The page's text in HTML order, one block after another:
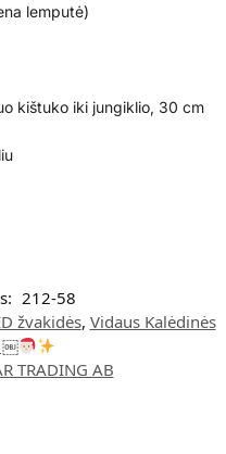
lemputė)
kištuko iki jungiklio, 30 cm
212-58
žvakidės, Vidaus Kalėdinės
￼
TRADING AB